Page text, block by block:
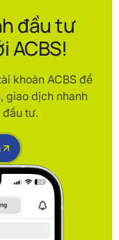
đầu tư
ACBS!
khoản ACBS để
giao dịch nhanh
tư.